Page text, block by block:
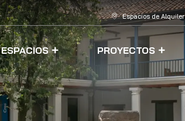
Espacios de Alquiler
ESPACIOS PROYECTOS